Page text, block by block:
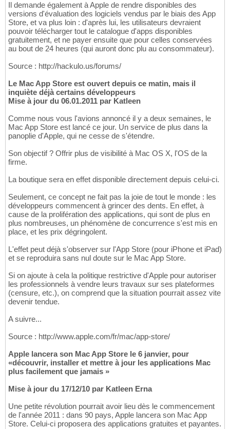
Il demande également à Apple de rendre disponibles des
versions d'évaluation des logiciels vendus par le biais des App
Store, et va plus loin : d'après lui, les utilisateurs devraient
pouvoir télécharger tout le catalogue d'apps disponibles
gratuitement, et ne payer ensuite que pour celles conservées
au bout de 24 heures (qui auront donc plu au consommateur).
Source : http://hackulo.us/forums/
Le Mac App Store est ouvert depuis ce matin, mais il
inquiète déjà certains développeurs
Mise à jour du 06.01.2011 par Katleen
Comme nous vous l'avions annoncé il y a deux semaines, le
Mac App Store est lancé ce jour. Un service de plus dans la
panoplie d'Apple, qui ne cesse de s'étendre.
Son objectif ? Offrir plus de visibilité à Mac OS X, l'OS de la
firme.
La boutique sera en effet disponible directement depuis celui-ci.
Seulement, ce concept ne fait pas la joie de tout le monde : les
développeurs commencent à grincer des dents. En effet, à
cause de la prolifération des applications, qui sont de plus en
plus nombreuses, un phénomène de concurrence s'est mis en
place, et les prix dégringolent.
L'effet peut déjà s'observer sur l'App Store (pour iPhone et iPad)
et se reproduira sans nul doute sur le Mac App Store.
Si on ajoute à cela la politique restrictive d'Apple pour autoriser
les professionnels à vendre leurs travaux sur ses plateformes
(censure, etc.), on comprend que la situation pourrait assez vite
devenir tendue.
A suivre...
Source : http://www.apple.com/fr/mac/app-store/
Apple lancera son Mac App Store le 6 janvier, pour
«découvrir, installer et mettre à jour les applications Mac
plus facilement que jamais »
Mise à jour du 17/12/10 par Katleen Erna
Une petite révolution pourrait avoir lieu dès le commencement
de l'année 2011 : dans 90 pays, Apple lancera son Mac App
Store. Celui-ci proposera des applications gratuites et payantes.